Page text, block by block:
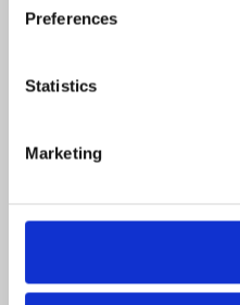
Preferences
Statistics
Marketing